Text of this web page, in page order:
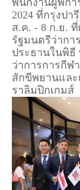
พนักงานผู้พิกา
2024 ที่กรุงปา
ส.ค. - 8 ก.ย.
รัฐมนตรีว่ากา
ประธานในพิ
ว่าการการกีฬ
สักขีพยานแล
ราลิมปิกเกมส์